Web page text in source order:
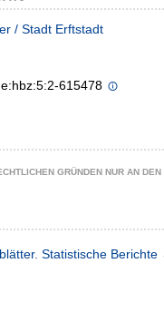
/ Stadt Erftstadt
615478
GRÜNDEN NUR AN
Statistische Berichte